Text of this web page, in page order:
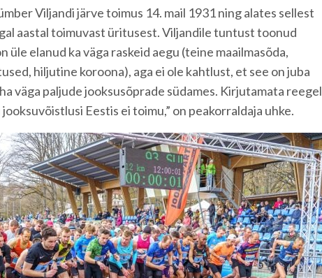
Viljandi järve toimus 14. mail 1931 ning alates sellest
aastal toimuvast üritusest. Viljandile tuntust toonud
üle elanud ka väga raskeid aegu (teine maailmasõda,
hiljutine koroona), aga ei ole kahtlust, et see on juba
väga paljude jooksusõprade südames. Kirjutamata reegel
jooksuvõistlusi Eestis ei toimu,” on peakorraldaja uhke.